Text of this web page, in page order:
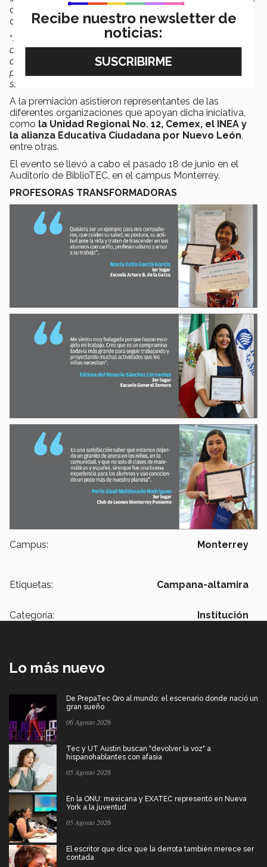
de Monterrey se sumó a esta iniciativa para apoyar el
desarrollo de su entorno y la comunidad que lo rodea.
“Son las personas las que transforman a las
comunidades, entonces este trabajo que ustedes hacen
de manera cotidiana transforma la vida de estos
pequeños y otros más grandes que están transformando
sus comunidades
A la premiación asistieron representantes de las
diferentes organizaciones que apoyan dicha iniciativa,
como la Unidad Regional No. 12, Cemex, el INEA y
la alianza Educativa Ciudadana por Nuevo León
entre otras.
El evento se llevó a cabo el pasado 18 de junio en el
Auditorio de BiblioTEC, en el campus Monterrey.
PROFESORAS TRANSFORMADORAS
Campus: Monterrey
Etiquetas: Campana-altamira
Categoría: Institución
Lo más nuevo
De PrepaTec Qro al mundo: el escenario donde nació un
gran sueño
06 Agosto 2026
Tec y UT Austin buscan "devolver la voz" a
hispanohablantes con afasia
05 Agosto 2026
En la ONU: mexicana y EXATEC representó en Nueva
York a la juventud
05 Agosto 2026
El escritor que dice que la derrota también merece ser
contada
Recibe nuestro newsletter de
noticias: